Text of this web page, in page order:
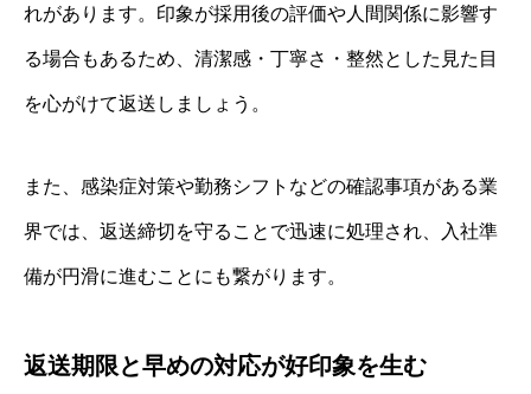
れがあります。印象が採用後の評価や人間関係に影響す
る場合もあるため、清潔感・丁寧さ・整然とした見た目
を心がけて返送しましょう。
また、感染症対策や勤務シフトなどの確認事項がある業
界では、返送締切を守ることで迅速に処理され、入社準
備が円滑に進むことにも繋がります。
返送期限と早めの対応が好印象を生む